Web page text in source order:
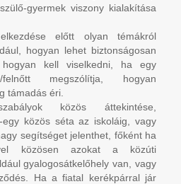
gyermek viszony kialakítása
előtt olyan témákról
hogyan lehet biztonságosan
kell viselkedni, ha egy
felnőtt megszólítja, hogyan
támadás éri.
közös áttekintése,
egy közös séta az iskoláig, vagy
segítséget jelenthet, főként ha
közösen azokat a közúti
gyalogosátkelőhely van, vagy
Ha a fiatal kerékpárral jár